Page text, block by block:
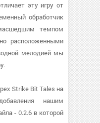
эту игру от
обработчик
темпом
расположенными
мелодией мы
Strike Bit Tales на
нашим
- 0.2.6 в которой